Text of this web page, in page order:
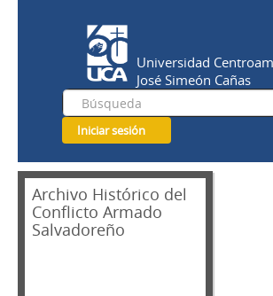
Universidad
José Simeón Cañas
Iniciar sesión
Archivo Histórico del
Conflicto Armado
Salvadoreño